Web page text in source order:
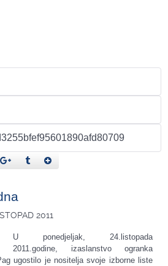
2011
U ponedjeljak, 24.listopada
2011.godine, izaslanstvo ogranka
ugostilo je nositelja svoje izborne liste